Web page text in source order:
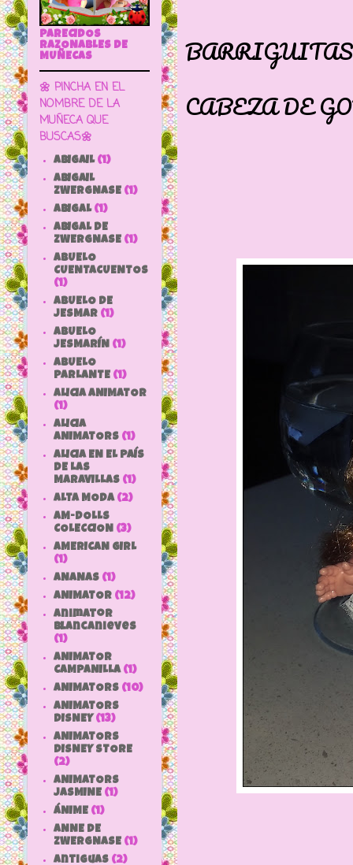
CABEZA DE
PELO
PARECIDOS
RAZONABLES DE
MUÑECAS
🌼 PINCHA EN EL
NOMBRE DE LA
MUÑECA QUE
BUSCAS🌼
ABIGAIL (1)
ABIGAIL
ZWERGNASE (1)
ABIGAL (1)
ABIGAL DE
ZWERGNASE (1)
ABUELO
CUENTACUENTOS
(1)
ABUELO DE
JESMAR (1)
ABUELO
JESMARÍN (1)
ABUELO
PARLANTE (1)
ALICIA ANIMATOR
(1)
ALICIA
ANIMATORS (1)
ALICIA EN EL PAÍS
DE LAS
MARAVILLAS (1)
ALTA MODA (2)
AM-DOLLS
COLECCION (3)
AMERICAN GIRL
(1)
ANANAS (1)
ANIMATOR (12)
animator
blancanieves
(1)
ANIMATOR
CAMPANILLA (1)
ANIMATORS (10)
ANIMATORS
DISNEY (13)
ANIMATORS
DISNEY STORE
(2)
ANIMATORS
JASMINE (1)
ÁNIME (1)
ANNE DE
ZWERGNASE (1)
antiguas (2)